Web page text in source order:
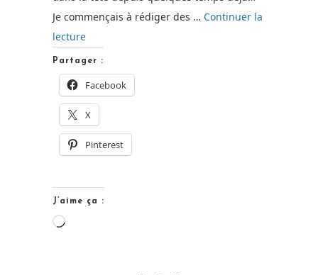
Je commençais à rédiger des … Continuer la
lecturede
mes
habits
[Livre
enfant] »
Partager :
Facebook
X
Pinterest
J’aime ça :
Chargement…